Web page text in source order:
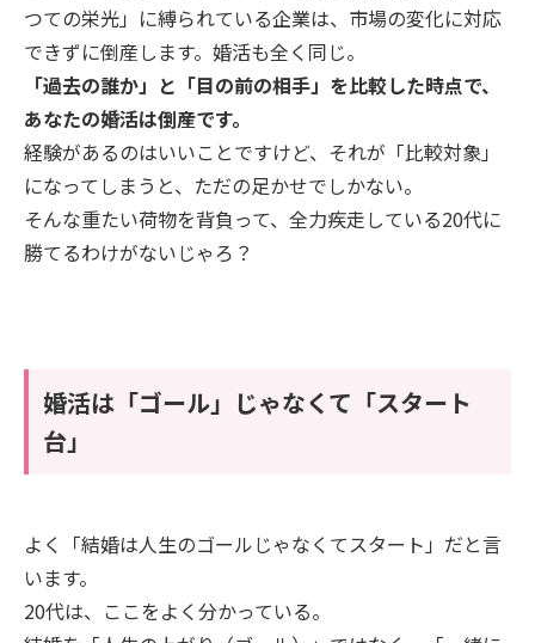
つての栄光」に縛られている企業は、市場の変化に対応
できずに倒産します。婚活も全く同じ。
「過去の誰か」と「目の前の相手」を比較した時点で、
あなたの婚活は倒産です。
経験があるのはいいことですけど、それが「比較対象」
になってしまうと、ただの足かせでしかない。
そんな重たい荷物を背負って、全力疾走している20代に
勝てるわけがないじゃろ？
婚活は「ゴール」じゃなくて「スタート
台」
よく「結婚は人生のゴールじゃなくてスタート」だと言
います。
20代は、ここをよく分かっている。